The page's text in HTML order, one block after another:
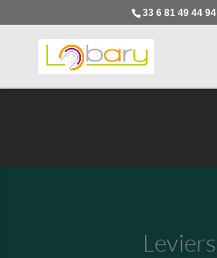
33 6 81 49 44 94
Leviers